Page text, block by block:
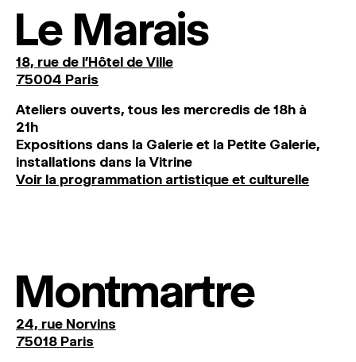
Le Marais
18, rue de l'Hôtel de Ville
75004 Paris
Ateliers ouverts, tous les mercredis de 18h à
21h
Expositions dans la Galerie et la Petite Galerie,
installations dans la Vitrine
Voir la programmation artistique et culturelle
Montmartre
24, rue Norvins
75018 Paris